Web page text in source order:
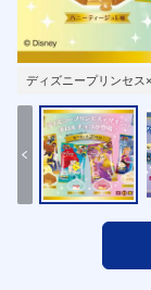
ディズニープリンセ